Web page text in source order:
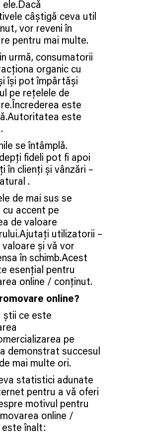
ele.Dacă
câștigă ceva util
vor reveni în
pentru mai multe.
urmă, consumatorii
organic cu
își pot împărtăși
pe rețelele de
este
este
se întâmplă.
fideli pot fi apoi
în clienți și vânzări –
.
de mai sus se
cu accent pe
de valoare
utilizatorii –
și vă vor
în schimb.Acest
esențial pentru
online / conținut.
online?
știi ce este
pe
demonstrat succesul
mai multe ori.
statistici adunate
pentru a vă oferi
motivul pentru
online /
înalt: